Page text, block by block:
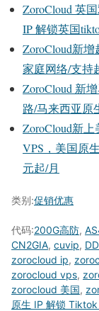
ZoroCloud 英
IP 解锁英国
ZoroCloud新
家庭网络/支持
ZoroCloud 新
路/马来西亚原
ZoroCloud新
VPS，美国原
元起/月
类别:促销优惠
代码:200G高防,
CN2GIA, cuvip,
zorocloud ip,
zorocloud vps,
zorocloud 美国,
原生 IP 解锁